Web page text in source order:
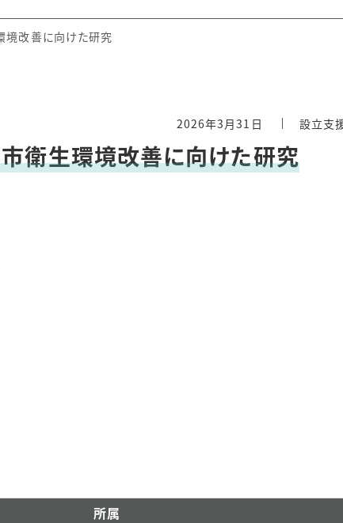
境改善に向けた研究
2026年3月31日 設立支
衛生環境改善に向けた研究
所属